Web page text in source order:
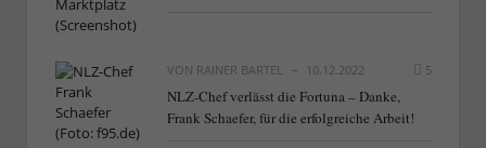
VON RAINER BARTEL 10.12.2022 5
NLZ-Chef verlässt die Fortuna – Danke,
Frank Schaefer, für die erfolgreiche Arbeit!